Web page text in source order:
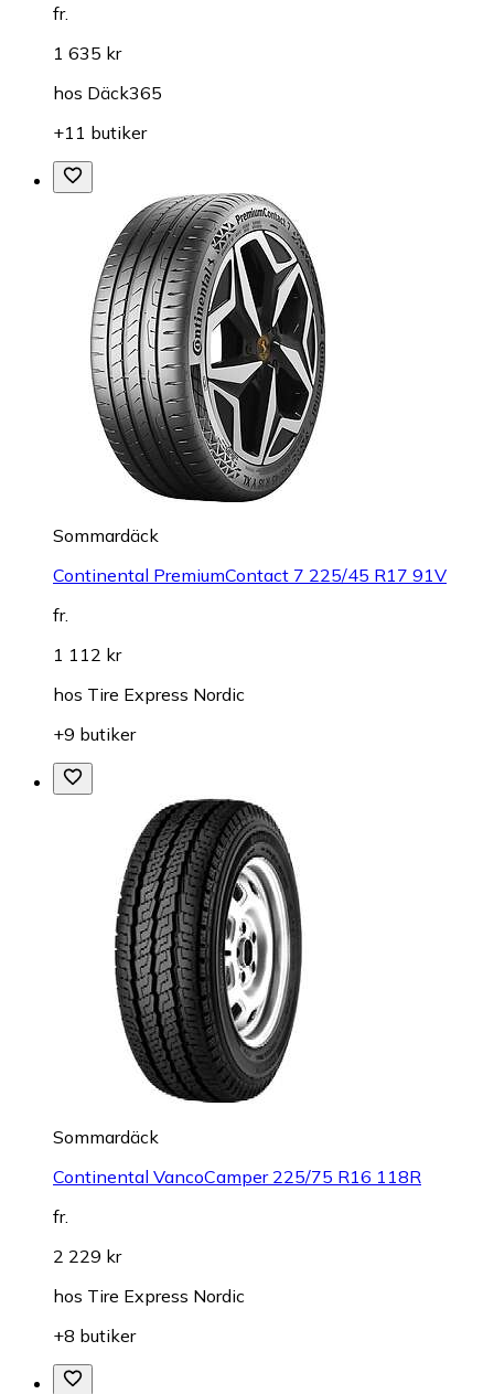
fr.
1 635 kr
hos Däck365
+11 butiker
Sommardäck
Continental PremiumContact 7 225/45 R17 91V
fr.
1 112 kr
hos Tire Express Nordic
+9 butiker
Sommardäck
Continental VancoCamper 225/75 R16 118R
fr.
2 229 kr
hos Tire Express Nordic
+8 butiker